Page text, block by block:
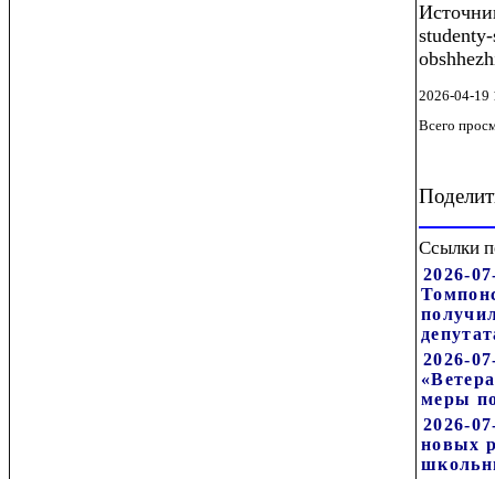
2026-04-19
Всего
Ссылки
2026-
2026-
меры
2026-
новых